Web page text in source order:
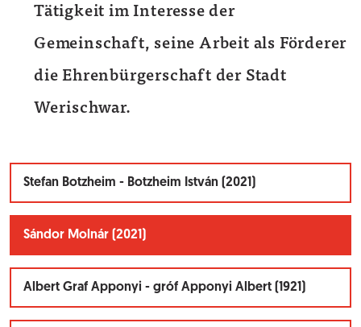
Tätigkeit im Interesse der
Gemeinschaft, seine Arbeit als Förderer
dieEhrenbürgerschaft der Stadt
Werischwar.
Stefan Botzheim - Botzheim István (2021)
Sándor Molnár (2021)
Albert Graf Apponyi - gróf Apponyi Albert (1921)